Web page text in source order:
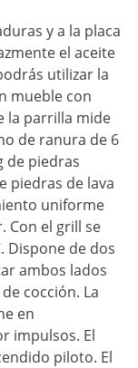
y a la placa
el aceite
utilizar la
mueble con
la parrilla mide
de ranura de 6
de piedras
piedras de lava
uniforme
Con el grill se
Dispone de dos
ambos lados
cocción. La
en
impulsos. El
piloto. El